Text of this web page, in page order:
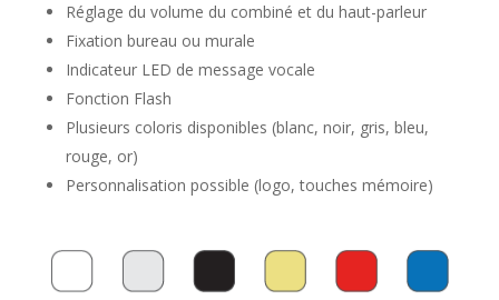
Réglage du volume du combiné et du haut-parleur
Fixation bureau ou murale
Indicateur LED de message vocale
Fonction Flash
Plusieurs coloris disponibles (blanc, noir, gris, bleu,
rouge, or)
Personnalisation possible (logo, touches mémoire)